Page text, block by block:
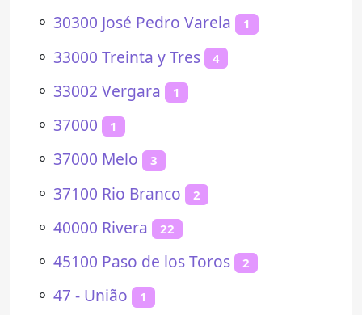
⚬ 30300 José Pedro Varela 1
⚬ 33000 Treinta y Tres 4
⚬ 33002 Vergara 1
⚬ 37000 1
⚬ 37000 Melo 3
⚬ 37100 Rio Branco 2
⚬ 40000 Rivera 22
⚬ 45100 Paso de los Toros 2
⚬ 47 - União 1